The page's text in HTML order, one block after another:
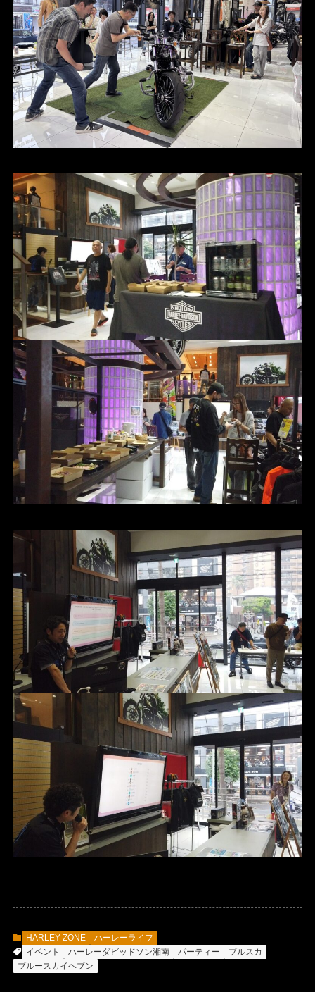
HARLEY-ZONE
ハーレーライフ
イベント
ハーレーダビッドソン湘南 パーティー
ブルスカ
ブルースカイヘブン